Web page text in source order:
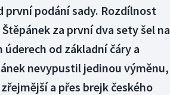
první podání sady. Rozdílnost
za první dva sety šel na
od základní čáry a
nevypustil jedinou výměnu,
a přes brejk českého